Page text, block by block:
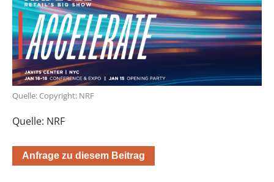
Quelle: Copyright: NRF
Quelle: NRF
Anfrage zu diesem Beitrag